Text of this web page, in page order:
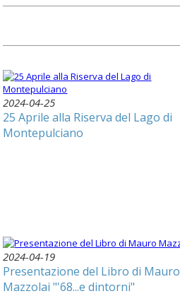
2024-04-25
25 Aprile alla Riserva del Lago di
Montepulciano
2024-04-19
Presentazione del Libro di Mauro
Mazzolai "'68...e dintorni"